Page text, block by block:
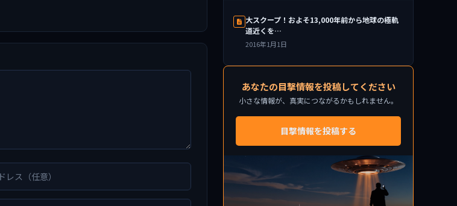
大スクープ！およそ13,000年前から地球の極軌
道近くを…
2016年1月1日
あなたの目撃情報を投稿してください
小さな情報が、真実につながるかもしれません。
目撃情報を投稿する